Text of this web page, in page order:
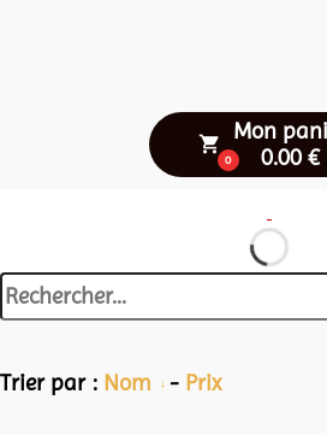
local_grocery_store
0
Mon
0.00 €
Trier par : Nom - Prix